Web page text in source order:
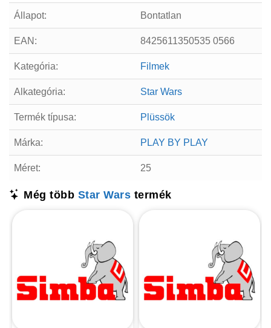
Állapot: Bontatlan
EAN: 8425611350535 0566
Kategória: Filmek
Alkategória: Star Wars
Termék típusa: Plüssök
Márka: PLAY BY PLAY
Méret: 25
Még több Star Wars termék